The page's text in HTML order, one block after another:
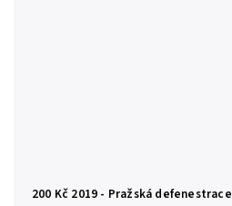
200 Kč 2019 - Pražská defenestrace